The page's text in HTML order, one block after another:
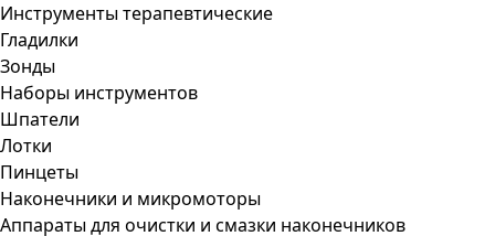
Инструменты терапевтические
Гладилки
Зонды
Наборы инструментов
Шпатели
Лотки
Пинцеты
Наконечники и микромоторы
Аппараты для очистки и смазки наконечников